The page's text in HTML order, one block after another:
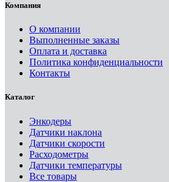
Компания
О компании
Выполненные заказы
Оплата и доставка
Политика конфиденциальности
Контакты
Каталог
Энкодеры
Датчики наклона
Датчики скорости
Расходометры
Датчики температуры
Все товары